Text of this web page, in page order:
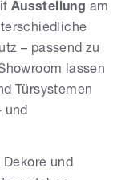
Ausstellung am
– passend zu
lassen
Türsystemen
und
und